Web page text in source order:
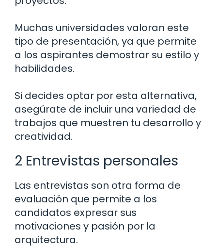
Muchas universidades valoran este
tipo de presentación, ya que permite
a los aspirantes demostrar su estilo y
habilidades.
Si decides optar por esta alternativa,
asegúrate de incluir una variedad de
trabajos que muestren tu desarrollo y
creatividad.
2 Entrevistas personales
Las entrevistas son otra forma de
evaluación que permite a los
candidatos expresar sus
motivaciones y pasión por la
arquitectura.